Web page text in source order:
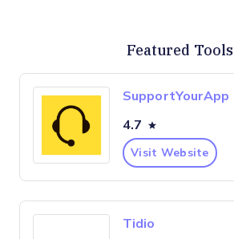
Featured Tools
SupportYourApp
4.7
Visit Website
Tidio